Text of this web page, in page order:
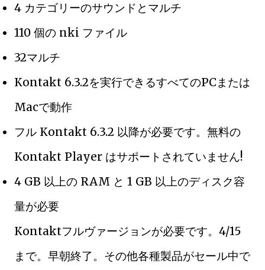
4 カテゴリーのサウンドとマルチ
110 個の nki ファイル
32マルチ
Kontakt 6.3.2を実行できるすべてのPCまたは
Macで動作
フル Kontakt 6.3.2 以降が必要です。無料の
Kontakt Player はサポートされていません!
4 GB 以上の RAM と 1 GB 以上のディスク容
量が必要
Kontaktフルヴァージョンが必要です。4/15
まで。早朝終了。その他各種製品がセール中で